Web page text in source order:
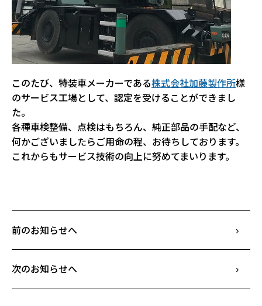
このたび、特装車メーカーである株式会社加藤製作所様
のサービス工場として、認定を受けることができまし
た。
各種車検整備、点検はもちろん、純正部品の手配など、
何かございましたらご用命の程、お待ちしております。
これからもサービス技術の向上に努めてまいります。
前のお知らせへ
次のお知らせへ